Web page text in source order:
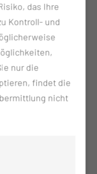
Genitale
von
nach
das Ihre
Kontroll- und
nur die
findet die
nicht